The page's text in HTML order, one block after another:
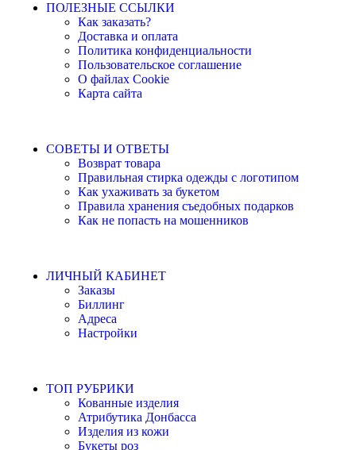
ПОЛЕЗНЫЕ ССЫЛКИ
Как заказать?
Доставка и оплата
Политика конфиденциальности
Пользовательское соглашение
О файлах Cookie
Карта сайта
СОВЕТЫ И ОТВЕТЫ
Возврат товара
Правильная стирка одежды с логотипом
Как ухаживать за букетом
Правила хранения съедобных подарков
Как не попасть на мошенников
ЛИЧНЫЙ КАБИНЕТ
Заказы
Биллинг
Адреса
Настройки
ТОП РУБРИКИ
Кованные изделия
Атрибутика Донбасса
Изделия из кожи
Букеты роз